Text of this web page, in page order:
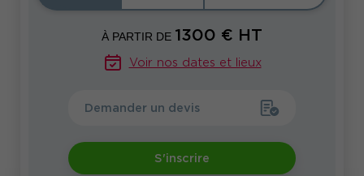
À PARTIR DE 1300 € HT
Voir nos dates et lieux
Demander un devis
S'inscrire